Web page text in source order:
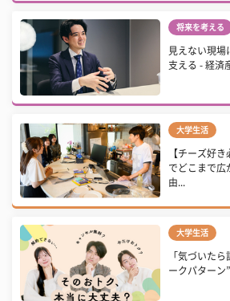
将来を考える
見えない現場
支える - 経済
大学生活
【チーズ好
でどこまで広
由...
大学生活
「気づいた
ークパターン